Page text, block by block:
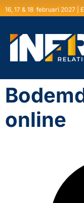
16, 17 & 18 februari 2027 |
online